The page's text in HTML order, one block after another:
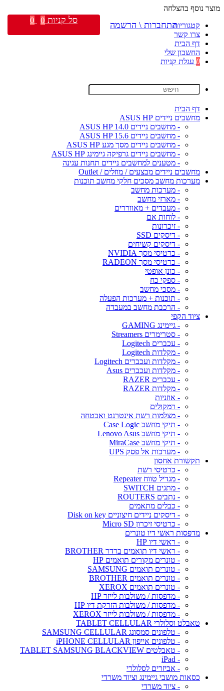
מוצר נוסף בהצלחה
קטגוריות
צרו קשר
דף הבית
החשבון שלי
0 עגלת קניות
דף הבית
מחשבים ניידים ASUS HP
- מחשבים ניידים ASUS HP 14.0
- מחשבים ניידים ASUS HP 15.6
- מחשבים ניידים מסך מגע ASUS HP
- מחשבים ניידים גרפיקה גיימינג ASUS HP
- מטענים למחשבים ניידים תחנות עגינה
מחשבים ניידים מבצעים / מוזלים / Outlet
מערכות מחשב מסכים חלקי מחשב תוכנות
- מערכות מחשב
- מארזי מחשב
- מעבדים + מאווררים
- לוחות אם
- זיכרונות
- דיסקים SSD
- דיסקים קשיחים
- כרטיסי מסך NVIDIA
- כרטיסי מסך RADEON
- כונן אופטי
- ספקי כח
- מסכי מחשב
- תוכנות + מערכות הפעלה
- הרכבת מחשב במעבדה
ציוד הקפי
- גיימינג GAMING
- סטרימרים Streamers
- עכברים Logitech
- מקלדות Logitech
- מקלדות ועכברים Logitech
- מקלדות ועכברים Asus
- עכברים RAZER
- מקלדות RAZER
- אוזניות
- רמקולים
- מצלמות רשת אינטרנט ואבטחה
- תיקי מחשב Case Logic
- תיקי מחשב Lenovo Asus
- תיקי מחשב MiraCase
- מערכות אל פסק UPS
תקשורת אחסון
- כרטיסי רשת
- מגדיל טווח Repeater
- מתגים SWITCH
- נתבים ROUTERS
- כבלים מתאמים
- דיסקים ניידים חיצוניים Disk on key
- כרטיסי זיכרון Micro SD
מדפסות ראשי דיו טונרים
- ראשי דיו HP
- ראשי דיו תואמים ברדר BROTHER
- טונרים מקורים תואמים HP
- טונרים תואמים SAMSUNG
- טונרים תואמים BROTHER
- טונרים תואמים XEROX
- מדפסות / משולבות לייזר HP
- מדפסות / משולבות הזרקת דיו HP
- מדפסות / משולבות לייזר XEROX
טאבלט וסלולרי TABLET CELLULAR
- טלפונים סמסונג SAMSUNG CELLULAR
- טלפונים אייפון iPHONE CELLULAR
- טאבלטים TABLET SAMSUNG BLACKVIEW
- iPad
- אביזרים לסלולרי
כסאות מושבי גיימינג וציוד משרדי
- ציוד משרדי
התחברות \ הרשמה סל קניות 0
0